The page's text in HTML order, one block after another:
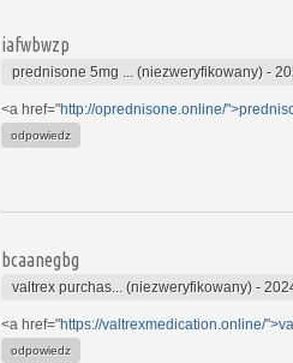
iafwbwzp
prednisone 5mg ... (niezweryfikowany) -
<a href="http://oprednisone.online/
odpowiedz
bcaanegbg
valtrex purchas... (niezweryfikowany) -
<a href="https://valtrexmedication.online/
odpowiedz